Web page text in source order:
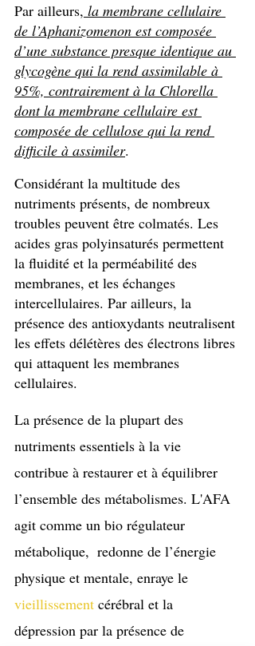
Par ailleurs, la membrane cellulaire
de l’Aphanizomenon est composée
d’une substance presque identique au
glycogène qui la rend assimilable à
95%, contrairement à la Chlorella
dont la membrane cellulaire est
composée de cellulose qui la rend
difficile à assimiler.
Considérant la multitude des
nutriments présents, de nombreux
troubles peuvent être colmatés. Les
acides gras polyinsaturés permettent
la fluidité et la perméabilité des
membranes, et les échanges
intercellulaires. Par ailleurs, la
présence des antioxydants neutralisent
les effets délétères des électrons libres
qui attaquent les membranes
cellulaires.
La présence de la plupart des
nutriments essentiels à la vie
contribue à restaurer et à équilibrer
l’ensemble des métabolismes. L'AFA
agit comme un bio régulateur
métabolique,  redonne de l’énergie
physique et mentale, enraye le
vieillissement cérébral et la
dépression par la présence de